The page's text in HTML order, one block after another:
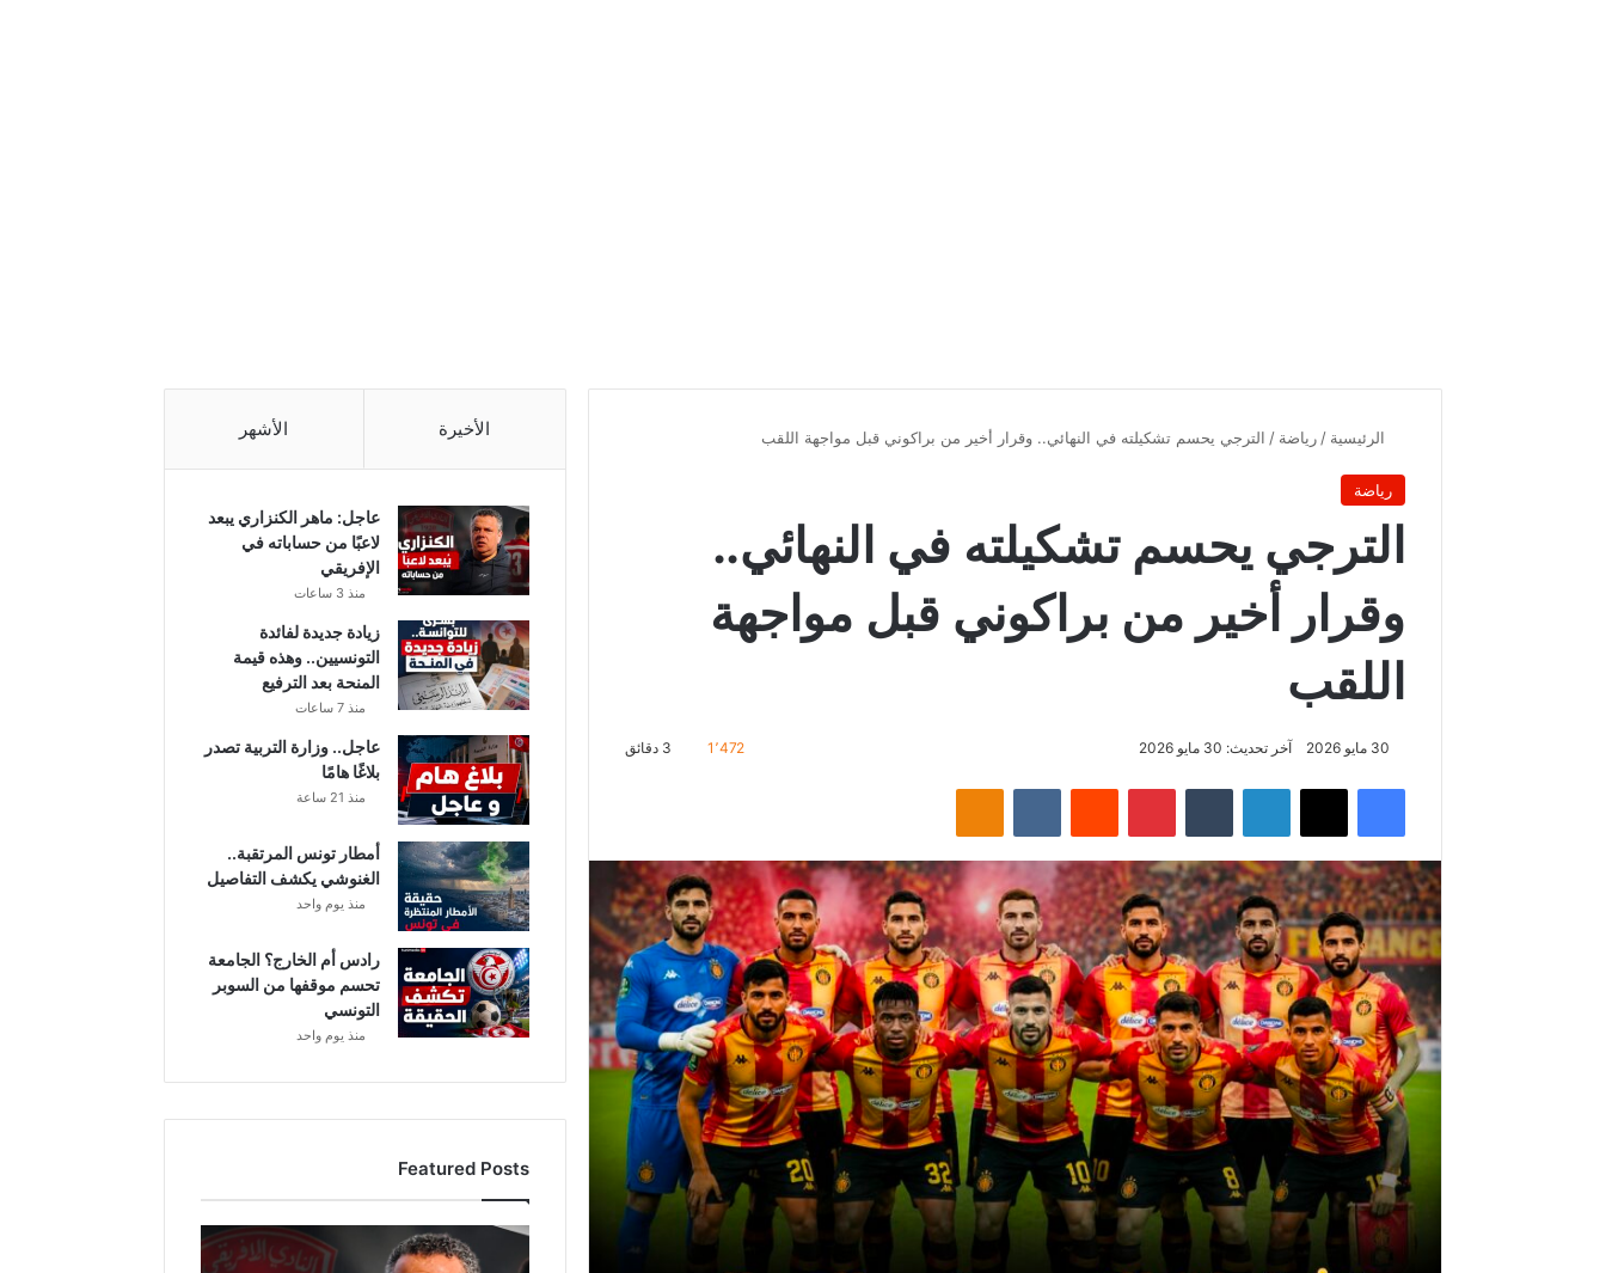
الرئيسية / رياضة / الترجي يحسم تشكيلته في النهائي.. وقرار أخير من براكوني قبل مواجهة اللقب
رياضة
الترجي يحسم تشكيلته في النهائي..
وقرار أخير من براكوني قبل مواجهة
اللقب
30 مايو 2026 آخر تحديث: 30 مايو 2026 1٬472
فيسبوك لينكدإن بينتيريست
الأخيرة الأشهر
عاجل: ماهر الكنزاري يبعد
لاعبًا من حساباته في
الإفريقي
منذ 3 ساعات
زيادة جديدة لفائدة
التونسيين.. وهذه قيمة
المنحة بعد الترفيع
منذ 7 ساعات
عاجل.. وزارة التربية تصدر
بلاغًا هامًا
منذ 21 ساعة
أمطار تونس المرتقبة..
الغنوشي يكشف التفاصيل
منذ يوم واحد
رادس أم الخارج؟ الجامعة
تحسم موقفها من السوبر
التونسي
منذ يوم واحد
Featured Posts
ع
ا